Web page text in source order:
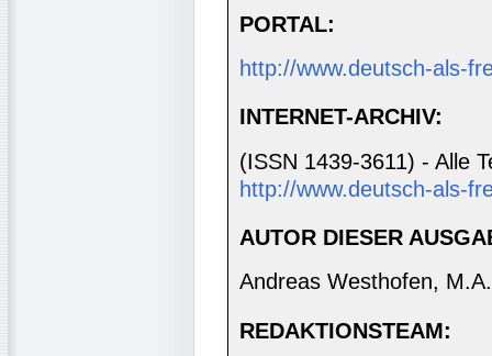
PORTAL:
http://www.deutsch-als-
INTERNET-ARCHIV:
(ISSN 1439-3611) - Alle
http://www.deutsch-als-
AUTOR DIESER
Andreas Westhofen, M.A.
REDAKTIONSTEAM: